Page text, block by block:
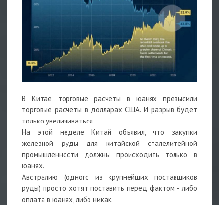
В Китае торговые расчеты в юанях превысили
торговые расчеты в долларах США. И разрыв будет
только увеличиваться.
На этой неделе Китай объявил, что закупки
железной руды для китайской сталелитейной
промышленности должны происходить только в
юанях.
Австралию (одного из крупнейших поставщиков
руды) просто хотят поставить перед фактом - либо
оплата в юанях, либо никак.